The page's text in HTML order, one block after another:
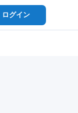
ログイン